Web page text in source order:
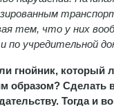
тем, что у них
по учредительной
гнойник, который
образом? Сделать
Тогда и